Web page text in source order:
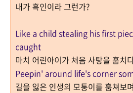
내가 흑인이라 그런가?
Like a child stealing his first
caught
마치 어린아이가 처음 사탕을 훔치
Peepin' around life's corner
길을 잃은 인생의 모퉁이를 훔쳐보